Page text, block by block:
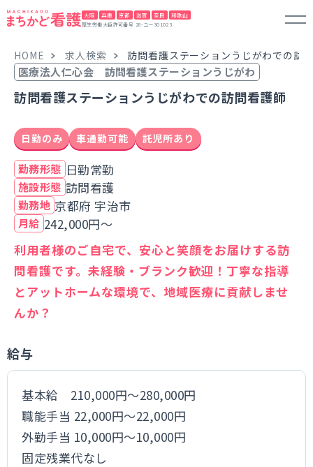
大阪 兵庫 京都 滋賀 奈良 和歌山
厚生労働大臣許可番号 28-ユー301023
HOME 求人検索 訪問看護ステーションうじがわでの訪
医療法人仁心会 訪問看護ステーションうじがわ
訪問看護ステーションうじがわでの訪問看護師
日勤のみ 車通勤可能 託児所あり
勤務形態 日勤常勤
施設形態 訪問看護
勤務地 京都府 宇治市
月給 242,000円～
利用者様のご自宅で、安心と笑顔をお届けする訪
問看護です。未経験・ブランク歓迎！丁寧な指導
とアットホームな環境で、地域医療に貢献しませ
んか？
給与
基本給 210,000円～280,000円
職能手当 22,000円～22,000円
外勤手当 10,000円～10,000円
固定残業代なし